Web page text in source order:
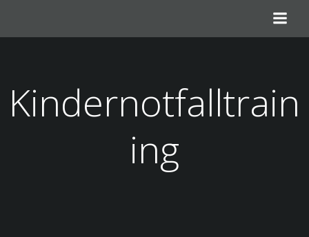
springen
Kindernotfalltrain
ing